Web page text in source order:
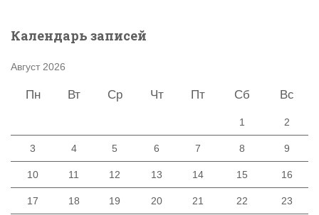
Календарь записей
Август 2026
Пн Вт Ср Чт Пт Сб Вс
1 2
3 4 5 6 7 8 9
10 11 12 13 14 15 16
17 18 19 20 21 22 23